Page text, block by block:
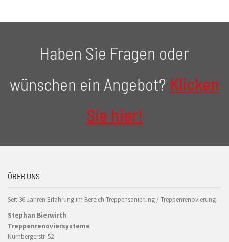
Haben Sie Fragen oder
wünschen ein Angebot? Klicken
Sie hier!
ÜBER UNS
Seit 36 Jahren Erfahrung im Bereich Treppensanierung / Treppenrenovierung
Stephan Bierwirth
Treppenrenoviersysteme
Nürnbergerstr. 52